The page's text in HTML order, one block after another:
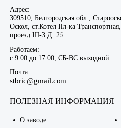
Адрес:
309510, Белгородская обл.,
Оскол, ст.Котел Пл-ка Транспортная,
проезд Ш-3 Д. 2б
Работаем:
c 9:00 до 17:00, СБ-ВС выходной
Почта:
stbric@gmail.com
ПОЛЕЗНАЯ ИНФОРМАЦИЯ
О заводе